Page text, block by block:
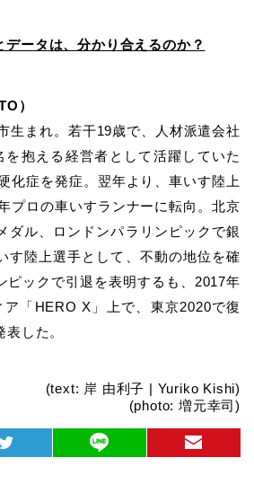
データは、分かり合えるのか？
）
生まれ。若干19歳で、人材派遣会社
を抱える経営者として活躍していた
化症を発症。翌年より、車いす陸上
プロの車いすランナーに転向。北京
ダル、ロンドンパラリンピックで銀
す陸上選手として、不動の地位を確
ピックで引退を表明するも、2017年
「HERO X」上で、東京2020で復
した。
(text: 岸 由利子 | Yuriko Kishi)
(photo: 増元幸司)